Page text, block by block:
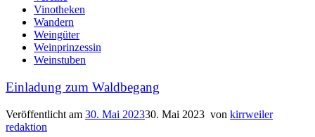
Vinotheken
Wandern
Weingüter
Weinprinzessin
Weinstuben
Einladung zum Waldbegang
Veröffentlicht am 30. Mai 202330. Mai 2023 von kirrweiler
redaktion